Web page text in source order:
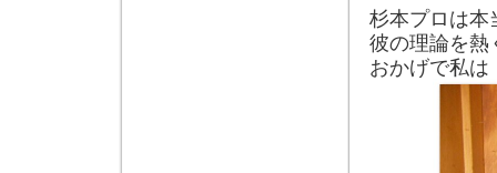
杉本プロは本
彼の理論を熱
おかげで私